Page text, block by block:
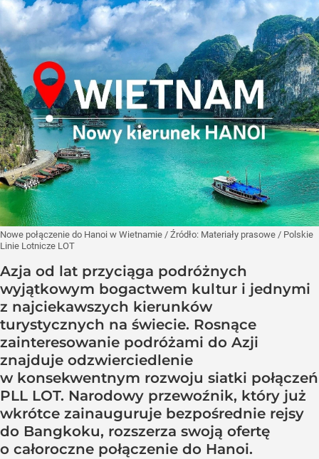
Nowe połączenie do Hanoi w Wietnamie / Źródło: Materiały prasowe / Polskie
Linie Lotnicze LOT
Azja od lat przyciąga podróżnych
wyjątkowym bogactwem kultur i jednymi
z najciekawszych kierunków
turystycznych na świecie. Rosnące
zainteresowanie podróżami do Azji
znajduje odzwierciedlenie
w konsekwentnym rozwoju siatki połączeń
PLL LOT. Narodowy przewoźnik, który już
wkrótce zainauguruje bezpośrednie rejsy
do Bangkoku, rozszerza swoją ofertę
o całoroczne połączenie do Hanoi.